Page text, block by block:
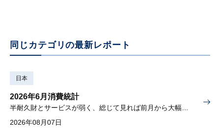
同じカテゴリの最新レポート
日本
2026年6月消費統計
半耐久財とサービスが弱く、総じて見れば前月から大幅に減少
2026年08月07日